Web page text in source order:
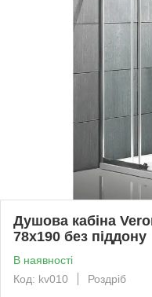
Душова кабіна
78х190 без піддону
В наявності
Код: kv010
Роздріб